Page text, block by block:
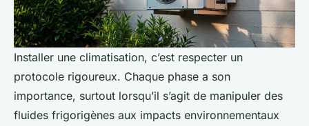
Installer une climatisation, c’est respecter un
protocole rigoureux. Chaque phase a son
importance, surtout lorsqu’il s’agit de manipuler des
fluides frigorigènes aux impacts environnementaux